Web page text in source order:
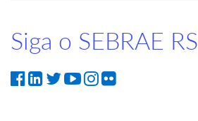
Siga o SEBRAE RS